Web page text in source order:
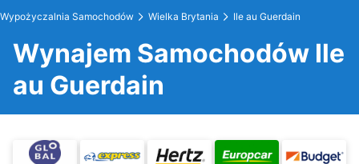
Wypożyczalnia Samochodów Wielka Brytania Ile au Guerdain
Wynajem Samochodów Ile
au Guerdain